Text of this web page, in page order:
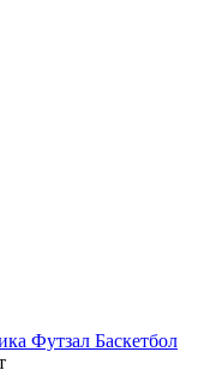
Футзал Баскетбол